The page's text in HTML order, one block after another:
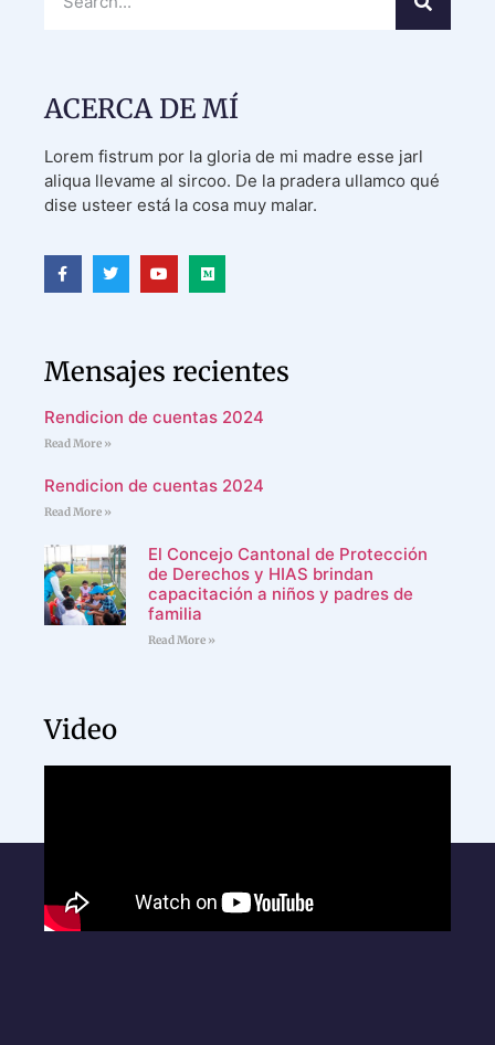
ACERCA DE MÍ
Lorem fistrum por la gloria de mi madre esse jarl
aliqua llevame al sircoo. De la pradera ullamco qué
dise usteer está la cosa muy malar.
Mensajes recientes
Rendicion de cuentas 2024
Read More »
Rendicion de cuentas 2024
Read More »
El Concejo Cantonal de Protección
de Derechos y HIAS brindan
capacitación a niños y padres de
familia
Read More »
Video